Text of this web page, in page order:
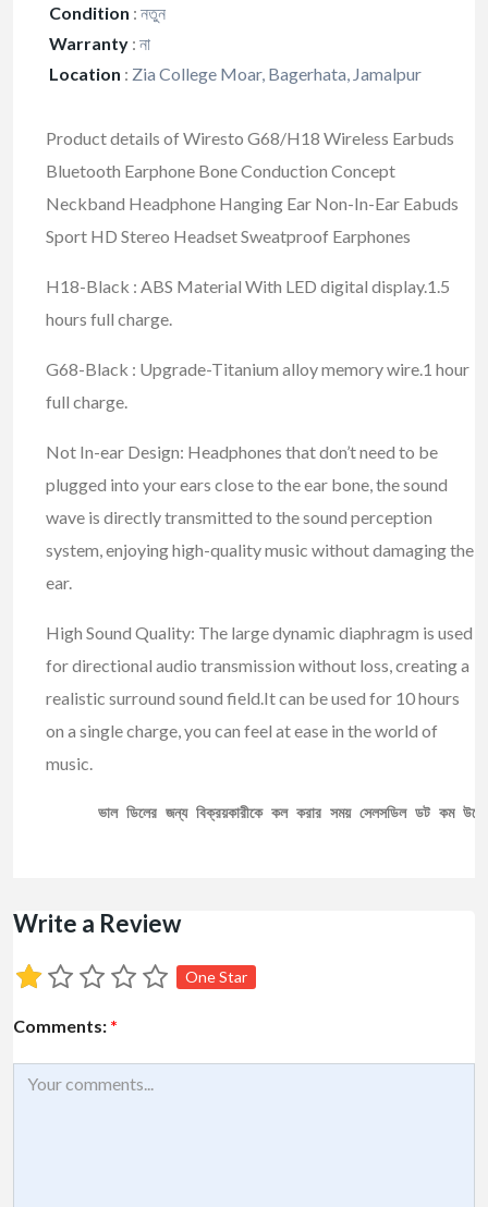
Condition : নতুন
Warranty : না
Location : Zia College Moar, Bagerhata, Jamalpur
Product details of Wiresto G68/H18 Wireless Earbuds
Bluetooth Earphone Bone Conduction Concept
Neckband Headphone Hanging Ear Non-In-Ear Eabuds
Sport HD Stereo Headset Sweatproof Earphones
H18-Black : ABS Material With LED digital display.1.5
hours full charge.
G68-Black : Upgrade-Titanium alloy memory wire.1 hour
full charge.
Not In-ear Design: Headphones that don’t need to be
plugged into your ears close to the ear bone, the sound
wave is directly transmitted to the sound perception
system, enjoying high-quality music without damaging the
ear.
High Sound Quality: The large dynamic diaphragm is used
for directional audio transmission without loss, creating a
realistic surround sound field.It can be used for 10 hours
on a single charge, you can feel at ease in the world of
music.
ভাল ডিলের জন্য বিক্রয়কারীকে কল করার সময় সেলসডিল ডট কম
Write a Review
One Star
Comments: *